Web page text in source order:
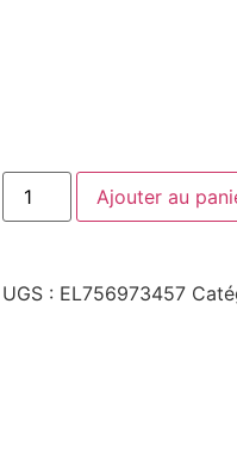
Ajouter au
UGS : EL756973457